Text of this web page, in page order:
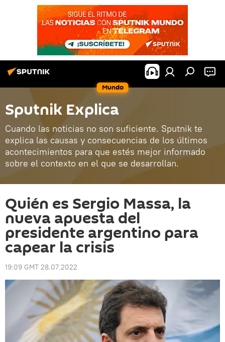
Mundo
Sputnik Explica
Cuando las noticias no son suficiente. Sputnik te
explica las causas y consecuencias de los últimos
acontecimientos para que estés mejor informado
sobre el contexto en el que se desarrollan.
Quién es Sergio Massa, la
nueva apuesta del
presidente argentino para
capear la crisis
19:09 GMT 28.07.2022